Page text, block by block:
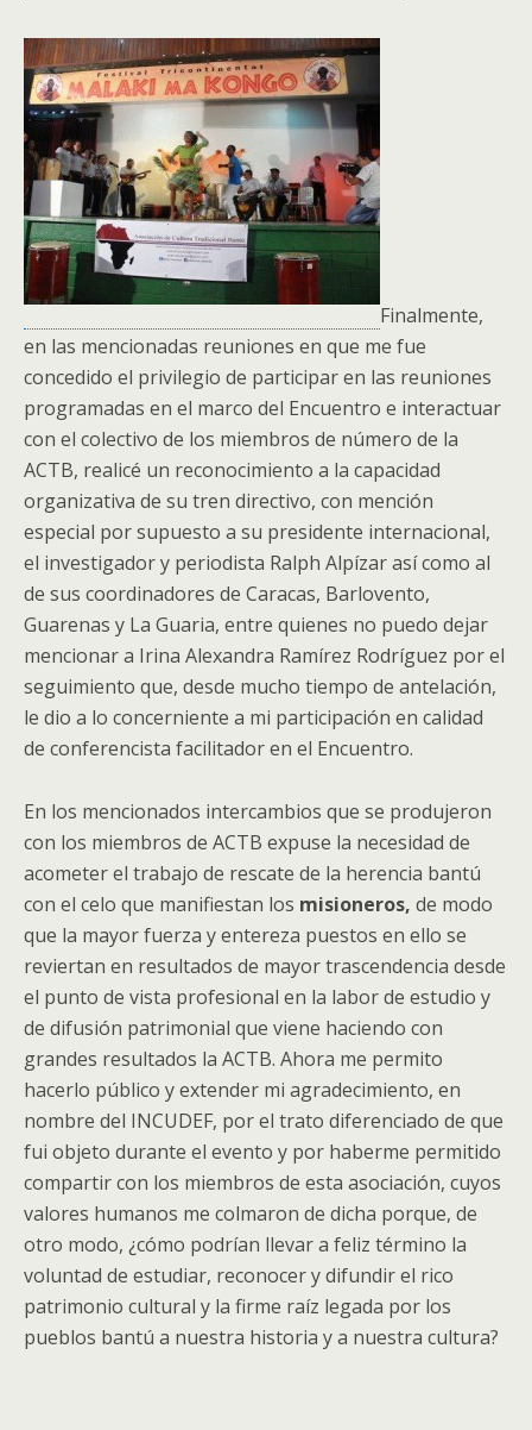
Finalmente,
en las mencionadas reuniones en que me fue
concedido el privilegio de participar en las reuniones
programadas en el marco del Encuentro e interactuar
con el colectivo de los miembros de número de la
ACTB, realicé un reconocimiento a la capacidad
organizativa de su tren directivo, con mención
especial por supuesto a su presidente internacional,
el investigador y periodista Ralph Alpízar así como al
de sus coordinadores de Caracas, Barlovento,
Guarenas y La Guaria, entre quienes no puedo dejar
mencionar a Irina Alexandra Ramírez Rodríguez por el
seguimiento que, desde mucho tiempo de antelación,
le dio a lo concerniente a mi participación en calidad
de conferencista facilitador en el Encuentro.
En los mencionados intercambios que se produjeron
con los miembros de ACTB expuse la necesidad de
acometer el trabajo de rescate de la herencia bantú
con el celo que manifiestan los misioneros, de modo
que la mayor fuerza y entereza puestos en ello se
reviertan en resultados de mayor trascendencia desde
el punto de vista profesional en la labor de estudio y
de difusión patrimonial que viene haciendo con
grandes resultados la ACTB. Ahora me permito
hacerlo público y extender mi agradecimiento, en
nombre del INCUDEF, por el trato diferenciado de que
fui objeto durante el evento y por haberme permitido
compartir con los miembros de esta asociación, cuyos
valores humanos me colmaron de dicha porque, de
otro modo, ¿cómo podrían llevar a feliz término la
voluntad de estudiar, reconocer y difundir el rico
patrimonio cultural y la firme raíz legada por los
pueblos bantú a nuestra historia y a nuestra cultura?